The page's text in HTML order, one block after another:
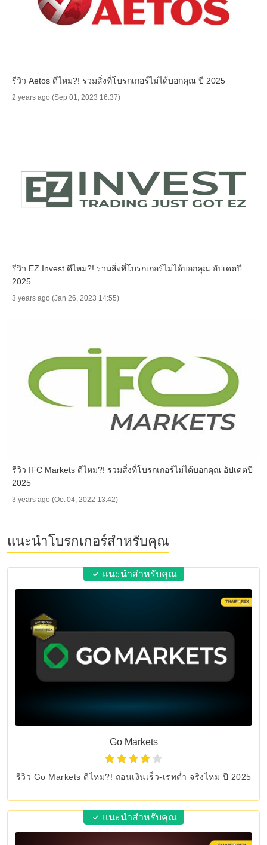
รีวิว Aetos ดีไหม?! รวมสิ่งที่โบรกเกอร์ไม่ได้บอกคุณ ปี 2025
2 years ago (Sep 01, 2023 16:37)
รีวิว EZ Invest ดีไหม?! รวมสิ่งที่โบรกเกอร์ไม่ได้บอกคุณ อัปเดตปี
2025
3 years ago (Jan 26, 2023 14:55)
รีวิว IFC Markets ดีไหม?! รวมสิ่งที่โบรกเกอร์ไม่ได้บอกคุณ อัปเดตปี
2025
3 years ago (Oct 04, 2022 13:42)
แนะนำโบรกเกอร์สำหรับคุณ
แนะนำสำหรับคุณ
Go Markets
รีวิว Go Markets ดีไหม?! ถอนเงินเร็ว-เรทต่ำ จริงไหม ปี 2025
แนะนำสำหรับคุณ